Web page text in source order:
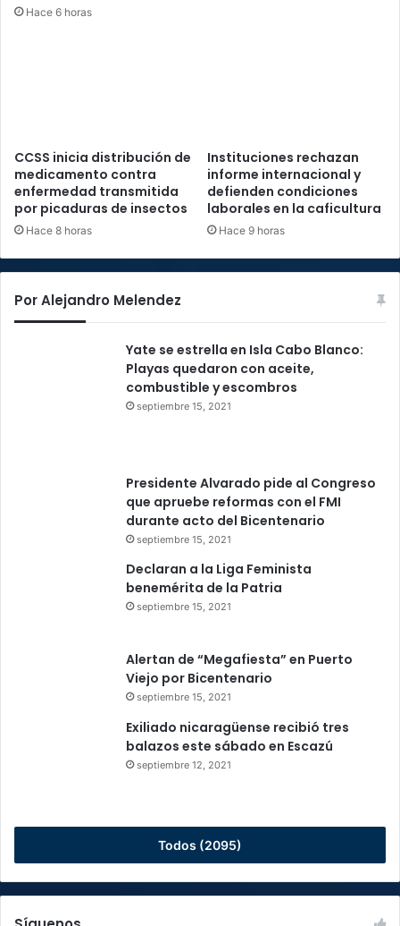
Hace 6 horas
CCSS inicia distribución de
medicamento contra
enfermedad transmitida
por picaduras de insectos
Hace 8 horas
Instituciones rechazan
informe internacional y
defienden condiciones
laborales en la caficultura
Hace 9 horas
Por Alejandro Melendez
Yate se estrella en Isla Cabo Blanco:
Playas quedaron con aceite,
combustible y escombros
septiembre 15, 2021
Presidente Alvarado pide al Congreso
que apruebe reformas con el FMI
durante acto del Bicentenario
septiembre 15, 2021
Declaran a la Liga Feminista
benemérita de la Patria
septiembre 15, 2021
Alertan de “Megafiesta” en Puerto
Viejo por Bicentenario
septiembre 15, 2021
Exiliado nicaragüense recibió tres
balazos este sábado en Escazú
septiembre 12, 2021
Todos (2095)